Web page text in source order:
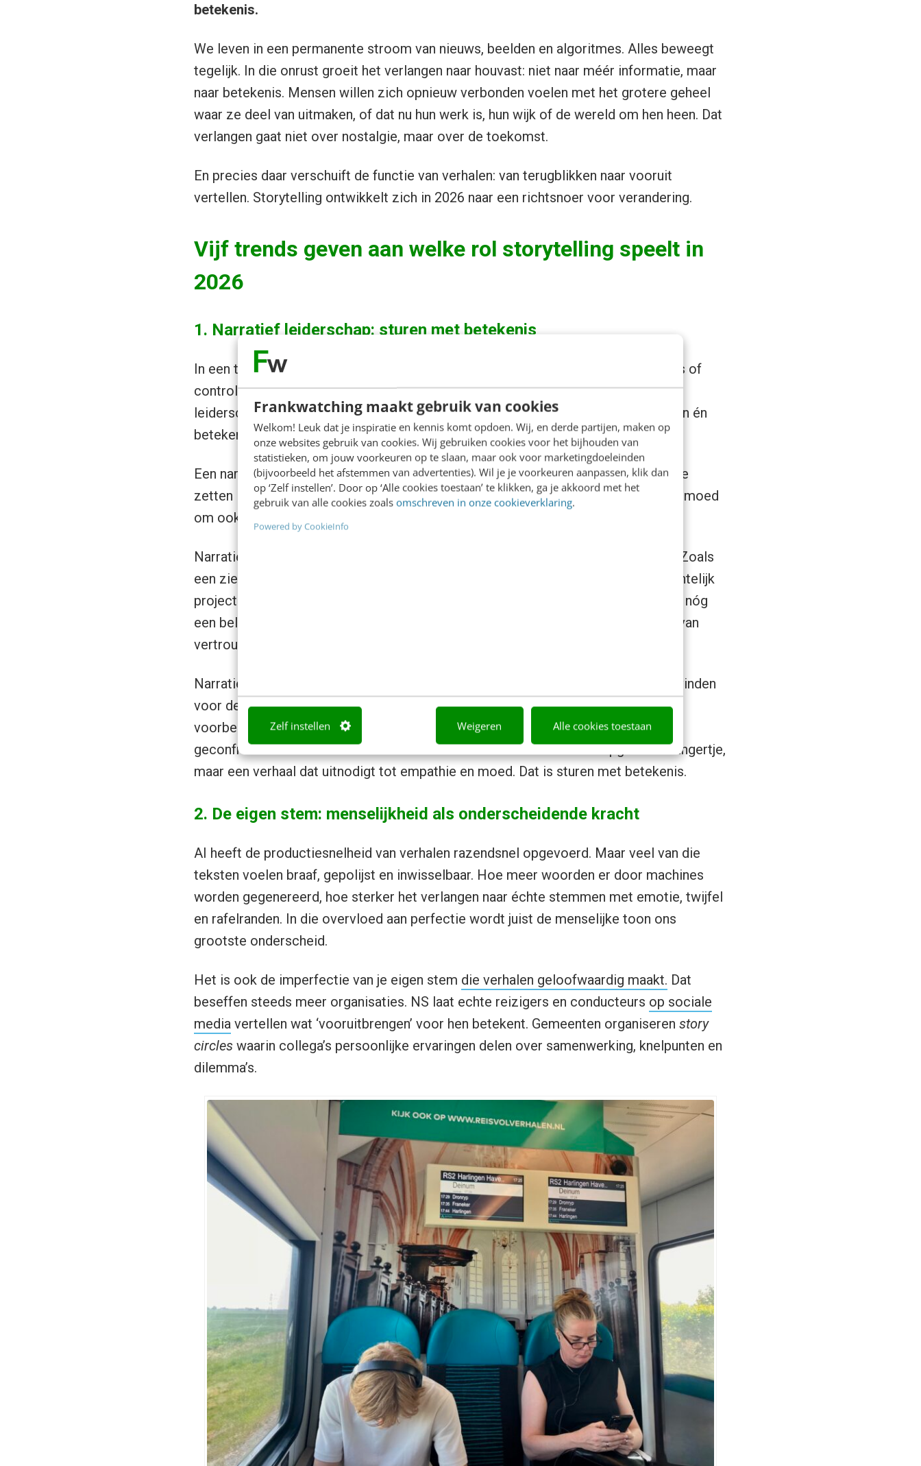
Frankwatching maakt gebruik van cookies
Welkom! Leuk dat je inspiratie en kennis komt opdoen. Wij, en derde partijen, maken op
onze websites gebruik van cookies. Wij gebruiken cookies voor het bijhouden van
statistieken, om jouw voorkeuren op te slaan, maar ook voor marketingdoeleinden
(bijvoorbeeld het afstemmen van advertenties). Wil je je voorkeuren aanpassen, klik dan
op ‘Zelf instellen’. Door op ‘Alle cookies toestaan’ te klikken, ga je akkoord met het
gebruik van alle cookies zoals omschreven in onze cookieverklaring.
Powered by CookieInfo
Zelf instellen Weigeren Alle cookies toestaan
betekenis.
We leven in een permanente stroom van nieuws, beelden en algoritmes. Alles beweegt
tegelijk. In die onrust groeit het verlangen naar houvast: niet naar méér informatie, maar
naar betekenis. Mensen willen zich opnieuw verbonden voelen met het grotere geheel
waar ze deel van uitmaken, of dat nu hun werk is, hun wijk of de wereld om hen heen. Dat
verlangen gaat niet over nostalgie, maar over de toekomst.
En precies daar verschuift de functie van verhalen: van terugblikken naar vooruit
vertellen. Storytelling ontwikkelt zich in 2026 naar een richtsnoer voor verandering.
Vijf trends geven aan welke rol storytelling speelt in
2026
1. Narratief leiderschap: sturen met betekenis
In een tijd van versnippering verwachten we van leiders meer dan sturen op cijfers of
controlemechanismen. Mensen zoeken houvast, richting en zingeving. Narratief
leiderschap gaat precies daarover: het vermogen om met verhalen koers te zetten én
betekenis te geven.
Een narratief leider voelt wat er leeft in een team of organisatie en weet dat om te
zetten in taal, beelden en verhalen. Dat vraagt niet om gladde speeches, maar om moed
om ook het ongemakkelijke te benoemen en te laten zien wat er werkelijk speelt.
Narratieve leiders verwoorden wat ertoe doet en waar we samen naartoe willen. Zoals
een ziekenhuisdirecteur die spreekt over troost in plaats van targets. Een gemeentelijk
projectleider die bewoners hun eigen toekomstverhaal laat schrijven in plaats van nóg
een beleidsnota. Of een teamleider die zijn twijfels deelt en daarmee een cultuur van
vertrouwen schept.
Narratief leiderschap draait niet om meer data, maar om meer duiding: woorden vinden
voor de bedoeling en nieuwe perspectieven aanreiken hoe het wel kan. Een mooi
voorbeeld is de KPN-campagne
Iedereen Behalve.In korte films worden jongeren
geconfronteerd met subtiele vormen van online buitensluiten. Geen opgeheven vingertje,
maar een verhaal dat uitnodigt tot empathie en moed. Dat is sturen met betekenis.
2. De eigen stem: menselijkheid als onderscheidende kracht
AI heeft de productiesnelheid van verhalen razendsnel opgevoerd. Maar veel van die
teksten voelen braaf, gepolijst en inwisselbaar. Hoe meer woorden er door machines
worden gegenereerd, hoe sterker het verlangen naar échte stemmen met emotie, twijfel
en rafelranden. In die overvloed aan perfectie wordt juist de menselijke toon ons
grootste onderscheid.
Het is ook de imperfectie van je eigen stem die verhalen geloofwaardig maakt. Dat
beseffen steeds meer organisaties. NS laat echte reizigers en conducteurs op sociale
mediavertellen wat ‘vooruitbrengen’ voor hen betekent. Gemeenten organiseren story
circleswaarin collega’s persoonlijke ervaringen delen over samenwerking, knelpunten en
dilemma’s.